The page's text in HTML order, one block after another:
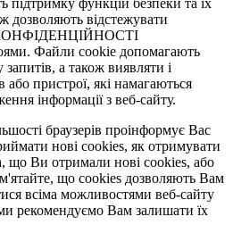
підтримку функцій безпеки та їх
дозволяють відстежувати
Файли cookie допомагають
запитів, а також виявляти і
або пристрої, які намагаються
інформації з веб-сайту.
браузерів проінформує Вас
нові cookies, як отримувати
що Ви отримали нові cookies, або
що cookies дозволяють Вам
всіма можливостями веб-сайту
рекомендуємо Вам залишати їх